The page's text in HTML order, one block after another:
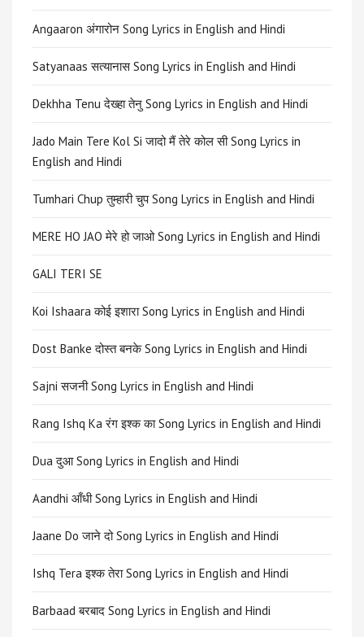
Angaaron अंगारोन Song Lyrics in English and Hindi
Satyanaas सत्यानास Song Lyrics in English and Hindi
Dekhha Tenu देख्हा तेनु Song Lyrics in English and Hindi
Jado Main Tere Kol Si जादो मैं तेरे कोल सी Song Lyrics in
English and Hindi
Tumhari Chup तुम्हारी चुप Song Lyrics in English and Hindi
MERE HO JAO मेरे हो जाओ Song Lyrics in English and Hindi
GALI TERI SE
Koi Ishaara कोई इशारा Song Lyrics in English and Hindi
Dost Banke दोस्त बनके Song Lyrics in English and Hindi
Sajni सजनी Song Lyrics in English and Hindi
Rang Ishq Ka रंग इश्क का Song Lyrics in English and Hindi
Dua दुआ Song Lyrics in English and Hindi
Aandhi आँधी Song Lyrics in English and Hindi
Jaane Do जाने दो Song Lyrics in English and Hindi
Ishq Tera इश्क तेरा Song Lyrics in English and Hindi
Barbaad बरबाद Song Lyrics in English and Hindi